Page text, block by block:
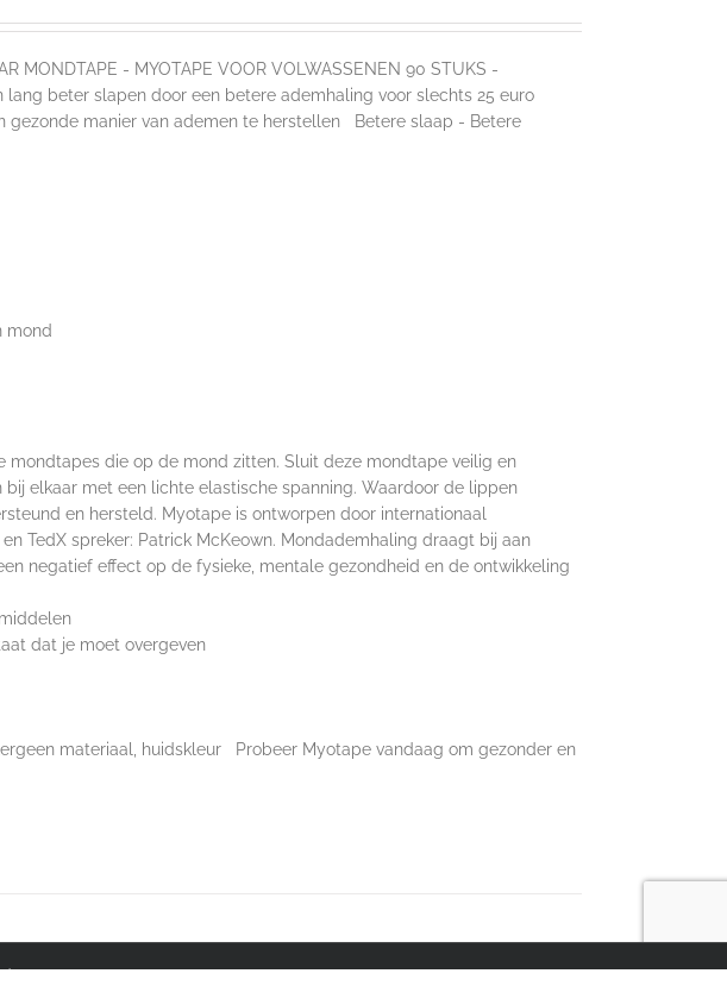
MONDTAPE - MYOTAPE VOOR VOLWASSENEN 90 STUKS -
lang beter slapen door een betere ademhaling voor slechts 25 euro
gezonde manier van ademen te herstellen Betere slaap - Betere
mond
mondtapes die op de mond zitten. Sluit deze mondtape veilig en
elkaar met een lichte elastische spanning. Waardoor de lippen
en hersteld. Myotape is ontworpen door internationaal
TedX spreker: Patrick McKeown. Mondademhaling draagt bij aan
negatief effect op de fysieke, mentale gezondheid en de ontwikkeling
dat je moet overgeven
materiaal, huidskleur Probeer Myotape vandaag om gezonder en